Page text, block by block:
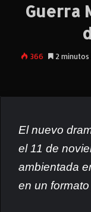
Guerra
366 2
El nuevo
el 11 de
ambientada
en un